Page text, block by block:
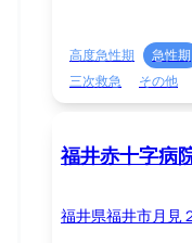
高度急性期 急性期
三次救急
その他
福井赤十字病
福井県福井市月見